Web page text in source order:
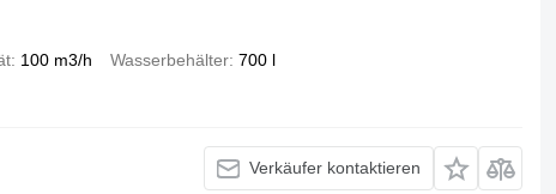
100 m3/h Wasserbehälter 700 l
Verkäufer kontaktieren